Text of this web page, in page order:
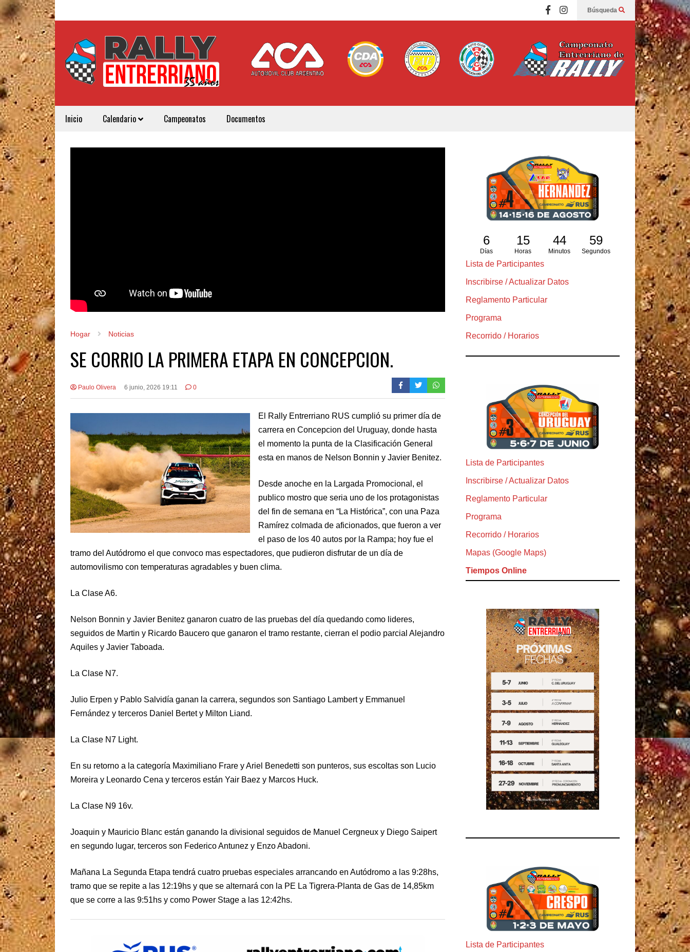
Búsqueda
Inicio Calendario Campeonatos Documentos
Hogar Noticias
SE CORRIO LA PRIMERA ETAPA EN CONCEPCION.
Paulo Olivera 6 junio, 2026 19:11 0
El Rally Entrerriano RUS cumplió su primer día de
carrera en Concepcion del Uruguay, donde hasta
el momento la punta de la Clasificación General
esta en manos de Nelson Bonnin y Javier Benitez.
Desde anoche en la Largada Promocional, el
publico mostro que seria uno de los protagonistas
del fin de semana en “La Histórica”, con una Paza
Ramírez colmada de aficionados, que fueron a ver
el paso de los 40 autos por la Rampa; hoy fue el
tramo del Autódromo el que convoco mas espectadores, que pudieron disfrutar de un día de
automovilismo con temperaturas agradables y buen clima.
La Clase A6.
Nelson Bonnin y Javier Benitez ganaron cuatro de las pruebas del día quedando como lideres,
seguidos de Martin y Ricardo Baucero que ganaron el tramo restante, cierran el podio parcial Alejandro
Aquiles y Javier Taboada.
La Clase N7.
Julio Erpen y Pablo Salvidía ganan la carrera, segundos son Santiago Lambert y Emmanuel
Fernández y terceros Daniel Bertet y Milton Liand.
La Clase N7 Light.
En su retorno a la categoría Maximiliano Frare y Ariel Benedetti son punteros, sus escoltas son Lucio
Moreira y Leonardo Cena y terceros están Yair Baez y Marcos Huck.
La Clase N9 16v.
Joaquin y Mauricio Blanc están ganando la divisional seguidos de Manuel Cergneux y Diego Saipert
en segundo lugar, terceros son Federico Antunez y Enzo Abadoni.
Mañana La Segunda Etapa tendrá cuatro pruebas especiales arrancando en Autódromo a las 9:28hs,
tramo que se repite a las 12:19hs y que se alternará con la PE La Tigrera-Planta de Gas de 14,85km
que se corre a las 9:51hs y como Power Stage a las 12:42hs.
6
Días
15
Horas
44
Minutos
57
Segundos
Lista de Participantes
Inscribirse / Actualizar Datos
Reglamento Particular
Programa
Recorrido / Horarios
Lista de Participantes
Inscribirse / Actualizar Datos
Reglamento Particular
Programa
Recorrido / Horarios
Mapas (Google Maps)
Tiempos Online
Lista de Participantes